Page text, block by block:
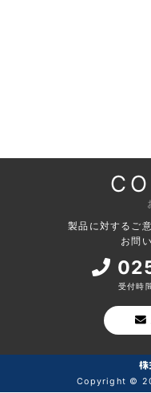
製品に対するご
お問
受付時
Copyright ©